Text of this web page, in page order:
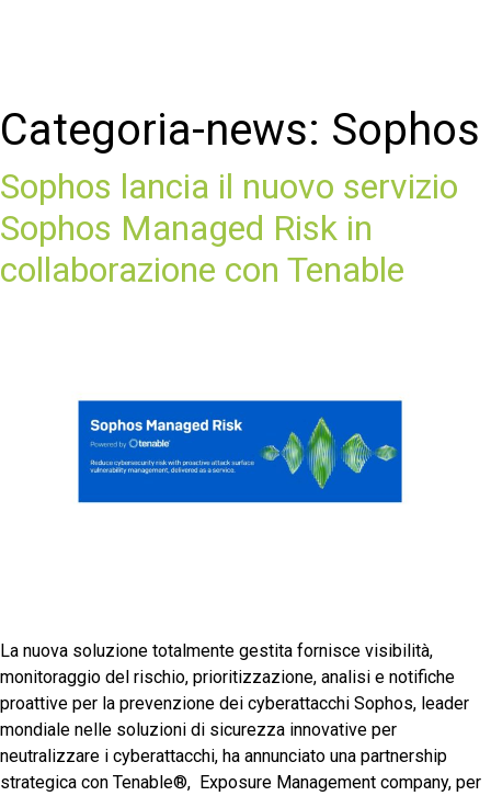
Categoria-news: Sophos
Sophos lancia il nuovo servizio
Sophos Managed Risk in
collaborazione con Tenable
La nuova soluzione totalmente gestita fornisce visibilità,
monitoraggio del rischio, prioritizzazione, analisi e notifiche
proattive per la prevenzione dei cyberattacchi Sophos, leader
mondiale nelle soluzioni di sicurezza innovative per
neutralizzare i cyberattacchi, ha annunciato una partnership
strategica con Tenable®, Exposure Management company, per